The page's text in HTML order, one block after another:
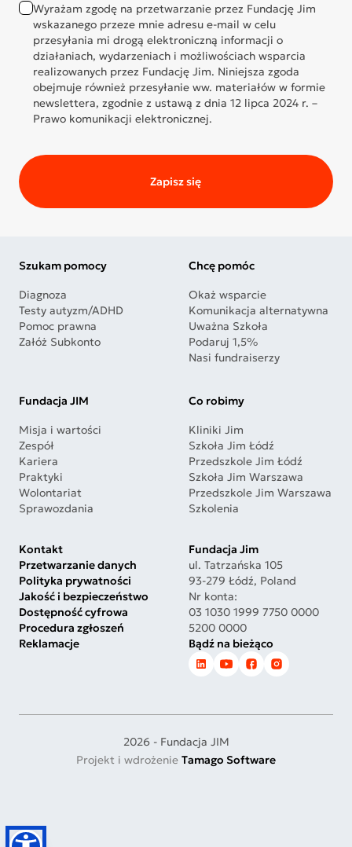
Wyrażam zgodę na przetwarzanie przez Fundację Jim
wskazanego przeze mnie adresu e-mail w celu
przesyłania mi drogą elektroniczną informacji o
działaniach, wydarzeniach i możliwościach wsparcia
realizowanych przez Fundację Jim. Niniejsza zgoda
obejmuje również przesyłanie ww. materiałów w formie
newslettera, zgodnie z ustawą z dnia 12 lipca 2024 r. –
Prawo komunikacji elektronicznej.
Zapisz się
Szukam pomocy
Diagnoza
Testy autyzm/ADHD
Pomoc prawna
Załóż Subkonto
Chcę pomóc
Okaż wsparcie
Komunikacja alternatywna
Uważna Szkoła
Podaruj 1,5%
Nasi fundraiserzy
Fundacja JIM
Misja i wartości
Zespół
Kariera
Praktyki
Wolontariat
Sprawozdania
Co robimy
Kliniki Jim
Szkoła Jim Łódź
Przedszkole Jim Łódź
Szkoła Jim Warszawa
Przedszkole Jim Warszawa
Szkolenia
Kontakt
Przetwarzanie danych
Polityka prywatności
Jakość i bezpieczeństwo
Dostępność cyfrowa
Procedura zgłoszeń
Reklamacje
Fundacja Jim
ul. Tatrzańska 105
93-279 Łódź, Poland
Nr konta:
03 1030 1999 7750 0000
5200 0000
Bądź na bieżąco
2026 - Fundacja JIM
Projekt i wdrożenie Tamago Software